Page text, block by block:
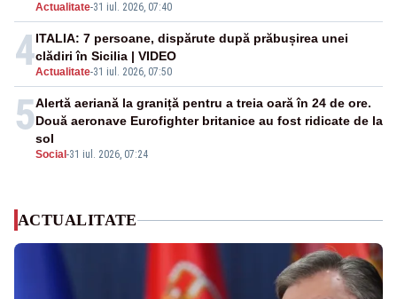
Actualitate-31 iul. 2026, 07:40
4Actualitate-31 iul. 2026, 07:50
ITALIA: 7 persoane, dispărute după prăbușirea unei
clădiri în Sicilia | VIDEO
5
Social -31 iul. 2026, 07:24
Alertă aeriană la graniță pentru a treia oară în 24 de ore.
Două aeronave Eurofighter britanice au fost ridicate de la
sol
ACTUALITATE